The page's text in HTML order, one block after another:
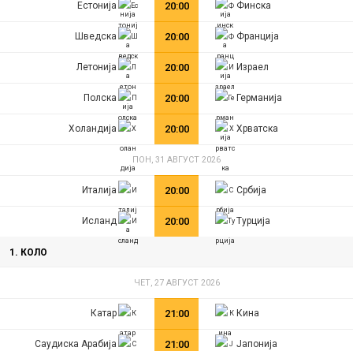
Естонија 20:00 Финска
Шведска 20:00 Франција
Летонија 20:00 Израел
Полска 20:00 Германија
Холандија 20:00 Хрватска
ПОН, 31 АВГУСТ 2026
Италија 20:00 Србија
Исланд 20:00 Турција
1. КОЛО
ЧЕТ, 27 АВГУСТ 2026
Катар 21:00 Кина
Саудиска Арабија 21:00 Јапонија